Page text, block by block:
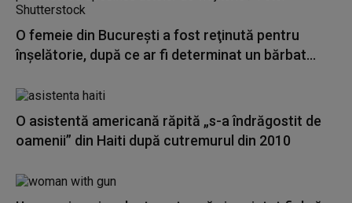
O femeie din București a fost reţinută pentru
înşelătorie, după ce ar fi determinat un bărbat...
O asistentă americană răpită „s-a îndrăgostit de
oamenii” din Haiti după cutremurul din 2010